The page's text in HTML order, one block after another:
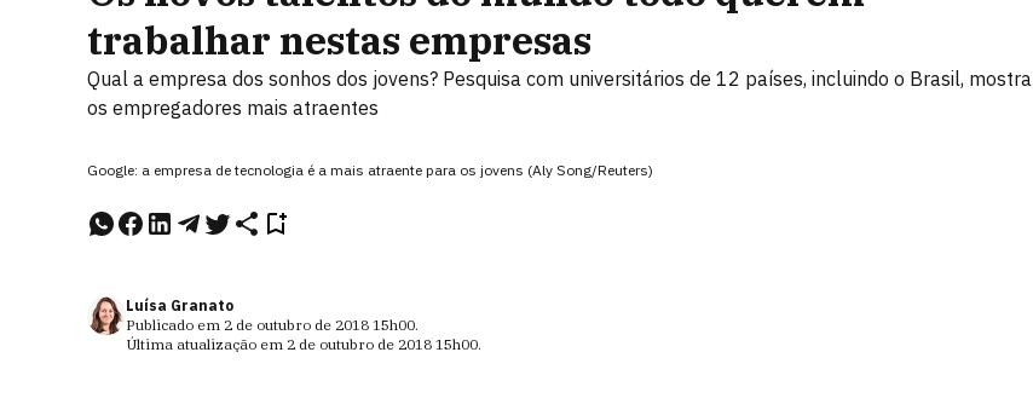
trabalhar nestas empresas
Qual a empresa dos sonhos dos jovens? Pesquisa com universitários de 12 países, incluindo o Brasil, mostra
os empregadores mais atraentes
Google: a empresa de tecnologia é a mais atraente para os jovens (Aly Song/Reuters)
Luísa Granato
Publicado em 2 de outubro de 2018 15h00.
Última atualização em 2 de outubro de 2018 15h00.